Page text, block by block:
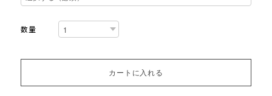
数量
カートに入れる